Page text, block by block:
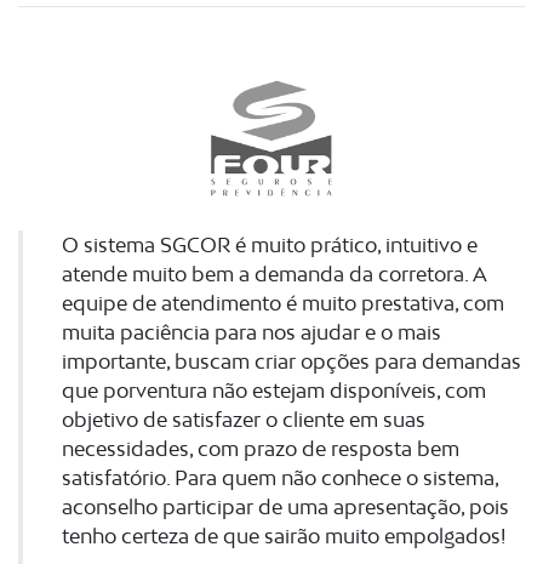
O sistema SGCOR é muito prático, intuitivo e
atende muito bem a demanda da corretora. A
equipe de atendimento é muito prestativa, com
muita paciência para nos ajudar e o mais
importante, buscam criar opções para demandas
que porventura não estejam disponíveis, com
objetivo de satisfazer o cliente em suas
necessidades, com prazo de resposta bem
satisfatório. Para quem não conhece o sistema,
aconselho participar de uma apresentação, pois
tenho certeza de que sairão muito empolgados!